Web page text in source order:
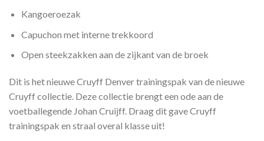
Kangoeroezak
Capuchon met interne trekkoord
Open steekzakken aan de zijkant van de broek
Dit is het nieuwe Cruyff Denver trainingspak van de nieuwe
Cruyff collectie. Deze collectie brengt een ode aan de
voetballegende Johan Cruijff. Draag dit gave Cruyff
trainingspak en straal overal klasse uit!